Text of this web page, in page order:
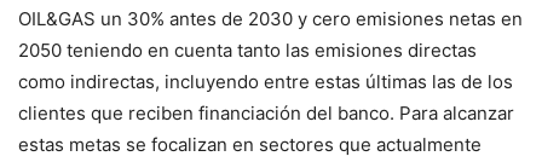
OIL&GAS un 30% antes de 2030 y cero emisiones netas en
2050 teniendo en cuenta tanto las emisiones directas
como indirectas, incluyendo entre estas últimas las de los
clientes que reciben financiación del banco. Para alcanzar
estas metas se focalizan en sectores que actualmente